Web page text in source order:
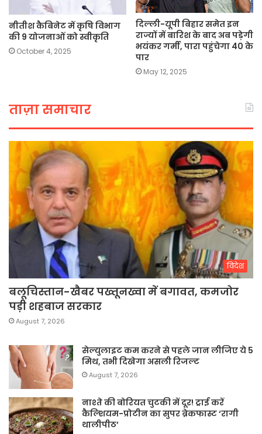
नीतीश कैबिनेट में कृषि विभाग
की 9 योजनाओं को स्वीकृति
October 4, 2025
दिल्ली-यूपी बिहार समेत इन
राज्यों में बारिश के बाद अब पड़ेगी
भयंकर गर्मी, पारा पहुंचेगा 40 के
पार
May 12, 2025
ताज़ा समाचार
विदेश
बलूचिस्तान-खैबर पख्तूनख्वा में बगावत, कमजोर
पड़ी शहबाज सरकार
August 7, 2026
सेल्युलाइट कम करने से पहले जान लीजिए ये 5
मिथ, तभी दिखेगा असली रिजल्ट
August 7, 2026
नाश्ते की बोरियत चुटकी में दूर! ट्राई करें
कैल्शियम-प्रोटीन का सुपर ब्रेकफास्ट ‘रागी
थालीपीठ’